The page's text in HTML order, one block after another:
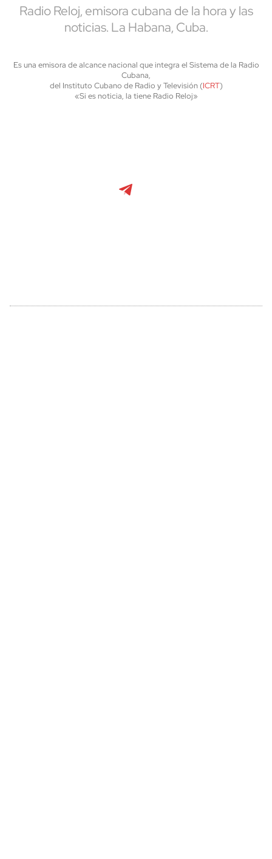
Radio Reloj, emisora cubana de la hora y las
noticias. La Habana, Cuba.
Es una emisora de alcance nacional que integra el Sistema de la Radio
Cubana,
del Instituto Cubano de Radio y Televisión (ICRT)
«Si es noticia, la tiene Radio Reloj»